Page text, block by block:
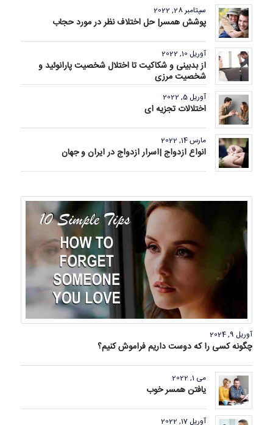
سپتامبر 28, 2022
پوشش همسر| حل اختلاف نظر در مورد حجاب
آوریل 10, 2022
از بدبینی و شکاکیت تا اختلال شخصیت پارانوئید و
شخصیت مرزی
آوریل 5, 2022
اختلالات تجزیه ای
مارس 14, 2022
انواع ازدواج |اسرار ازدواج در ایران و جهان
آوریل 9, 2024
چگونه کسی را که دوست داریم فراموش کنیم؟
می 1, 2022
یافتن همسر خوب
آوریل 17, 2022